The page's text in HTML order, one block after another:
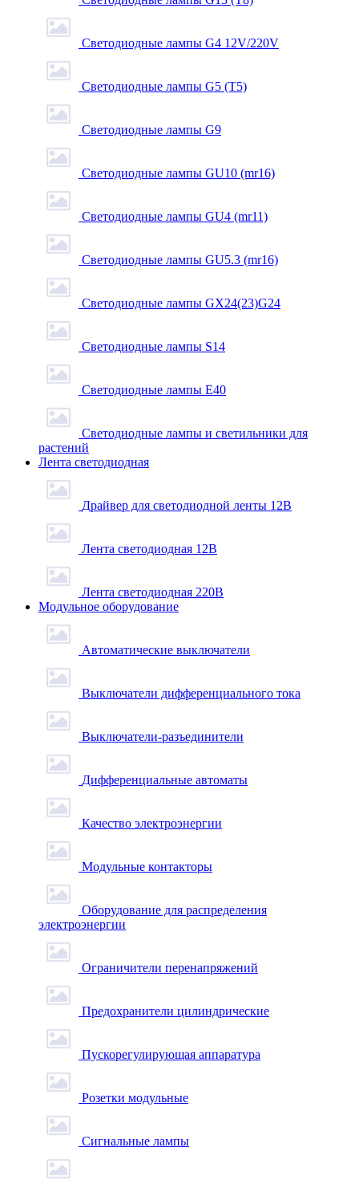
Светодиодные лампы G4 12V/220V
Светодиодные лампы G5 (T5)
Светодиодные лампы G9
Светодиодные лампы GU10 (mr16)
Светодиодные лампы GU4 (mr11)
Светодиодные лампы GU5.3 (mr16)
Светодиодные лампы GX24(23)G24
Светодиодные лампы S14
Светодиодные лампы Е40
Светодиодные лампы и светильники для
растений
Лента светодиодная
Драйвер для светодиодной ленты 12В
Лента светодиодная 12В
Лента светодиодная 220В
Модульное оборудование
Автоматические выключатели
Выключатели дифференциального тока
Выключатели-разъединители
Дифференциальные автоматы
Качество электроэнергии
Модульные контакторы
Оборудование для распределения
электроэнергии
Ограничители перенапряжений
Предохранители цилиндрические
Пускорегулирующая аппаратура
Розетки модульные
Сигнальные лампы